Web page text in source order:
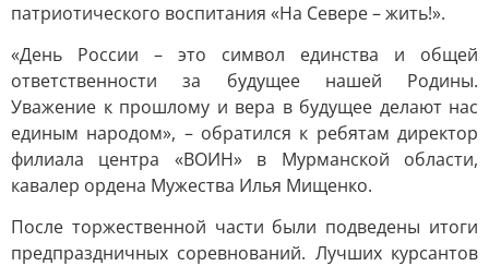
патриотического воспитания «На Севере – жить!».
«День России – это символ единства и общей
ответственности за будущее нашей Родины.
Уважение к прошлому и вера в будущее делают нас
единым народом», – обратился к ребятам директор
филиала центра «ВОИН» в Мурманской области,
кавалер ордена Мужества Илья Мищенко.
После торжественной части были подведены итоги
предпраздничных соревнований. Лучших курсантов